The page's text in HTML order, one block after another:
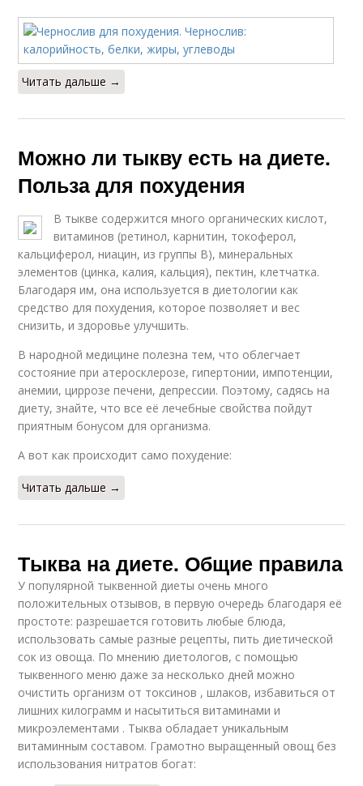
Читать дальше →
Можно ли тыкву есть на диете.
Польза для похудения
В тыкве содержится много органических кислот,
витаминов (ретинол, карнитин, токоферол,
кальциферол, ниацин, из группы В), минеральных
элементов (цинка, калия, кальция), пектин, клетчатка.
Благодаря им, она используется в диетологии как
средство для похудения, которое позволяет и вес
снизить, и здоровье улучшить.
В народной медицине полезна тем, что облегчает
состояние при атеросклерозе, гипертонии, импотенции,
анемии, циррозе печени, депрессии. Поэтому, садясь на
диету, знайте, что все её лечебные свойства пойдут
приятным бонусом для организма.
А вот как происходит само похудение:
Читать дальше →
Тыква на диете. Общие правила
У популярной тыквенной диеты очень много
положительных отзывов, в первую очередь благодаря её
простоте: разрешается готовить любые блюда,
использовать самые разные рецепты, пить диетической
сок из овоща. По мнению диетологов, с помощью
тыквенного меню даже за несколько дней можно
очистить организм от токсинов , шлаков, избавиться от
лишних килограмм и насытиться витаминами и
микроэлементами . Тыква обладает уникальным
витаминным составом. Грамотно выращенный овощ без
использования нитратов богат: